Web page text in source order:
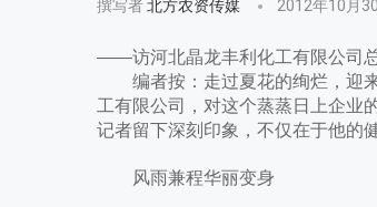
撰写者北方农资传媒 2012年10月
——访河北晶龙丰利化工有限公司
编者按：走过夏花的绚烂，迎来
工有限公司，对这个蒸蒸日上企
记者留下深刻印象，不仅在于他的
风雨兼程华丽变身